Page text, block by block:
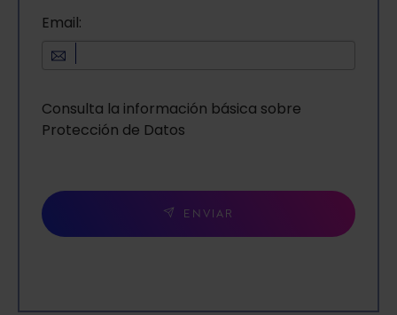
Email:
Consulta la información básica sobre
Protección de Datos
ENVIAR